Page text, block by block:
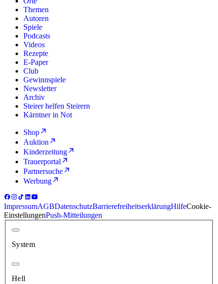
Themen
Autoren
Spiele
Podcasts
Videos
Rezepte
E-Paper
Club
Gewinnspiele
Newsletter
Archiv
Steirer helfen Steirern
Kärntner in Not
Shop
Auktion
Kinderzeitung
Trauerportal
Partnersuche
Werbung
ImpressumAGBDatenschutzBarrierefreiheitserklärungHilfeCookie-
EinstellungenPush-Mitteilungen
System
Hell